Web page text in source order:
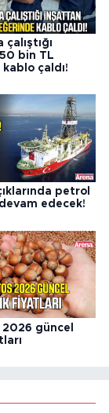
bin TL
çaldı!
petrol
edecek!
güncel